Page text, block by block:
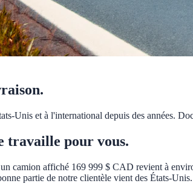
Unis et à l'international depuis des années.
travaille pour vous.
camion affiché 169 999 $ CAD revient à
partie de notre clientèle vient des États-Unis.